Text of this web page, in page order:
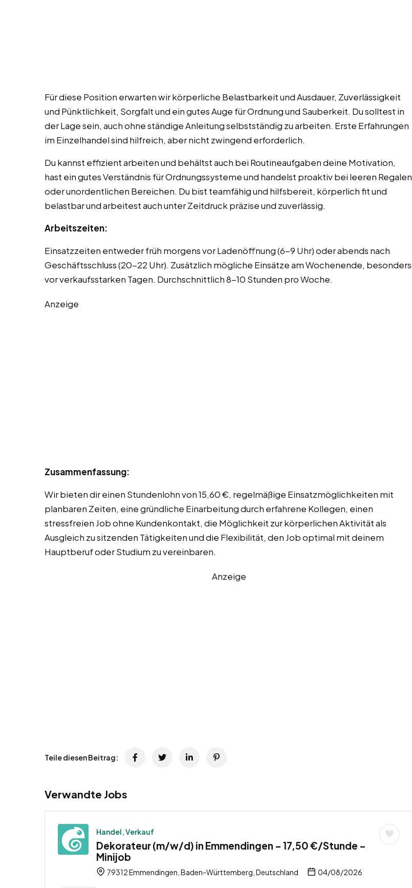
Für diese Position erwarten wir körperliche Belastbarkeit und Ausdauer, Zuverlässigkeit
und Pünktlichkeit, Sorgfalt und ein gutes Auge für Ordnung und Sauberkeit. Du solltest in
der Lage sein, auch ohne ständige Anleitung selbstständig zu arbeiten. Erste Erfahrungen
im Einzelhandel sind hilfreich, aber nicht zwingend erforderlich.
Du kannst effizient arbeiten und behältst auch bei Routineaufgaben deine Motivation,
hast ein gutes Verständnis für Ordnungssysteme und handelst proaktiv bei leeren Regalen
oder unordentlichen Bereichen. Du bist teamfähig und hilfsbereit, körperlich fit und
belastbar und arbeitest auch unter Zeitdruck präzise und zuverlässig.
Arbeitszeiten:
Einsatzzeiten entweder früh morgens vor Ladenöffnung (6-9 Uhr) oder abends nach
Geschäftsschluss (20-22 Uhr). Zusätzlich mögliche Einsätze am Wochenende, besonders
vor verkaufsstarken Tagen. Durchschnittlich 8-10 Stunden pro Woche.
Anzeige
Zusammenfassung:
Wir bieten dir einen Stundenlohn von 15,60 €, regelmäßige Einsatzmöglichkeiten mit
planbaren Zeiten, eine gründliche Einarbeitung durch erfahrene Kollegen, einen
stressfreien Job ohne Kundenkontakt, die Möglichkeit zur körperlichen Aktivität als
Ausgleich zu sitzenden Tätigkeiten und die Flexibilität, den Job optimal mit deinem
Hauptberuf oder Studium zu vereinbaren.
Anzeige
Teile diesen Beitrag:
Verwandte Jobs
Handel, Verkauf
Dekorateur (m/w/d) in Emmendingen – 17,50 €/Stunde –
Minijob
79312 Emmendingen, Baden-Württemberg, Deutschland 04/08/2026